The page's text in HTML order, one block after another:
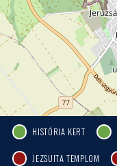
HISTÓRIA KERT
JEZSUITA TEMPLOM